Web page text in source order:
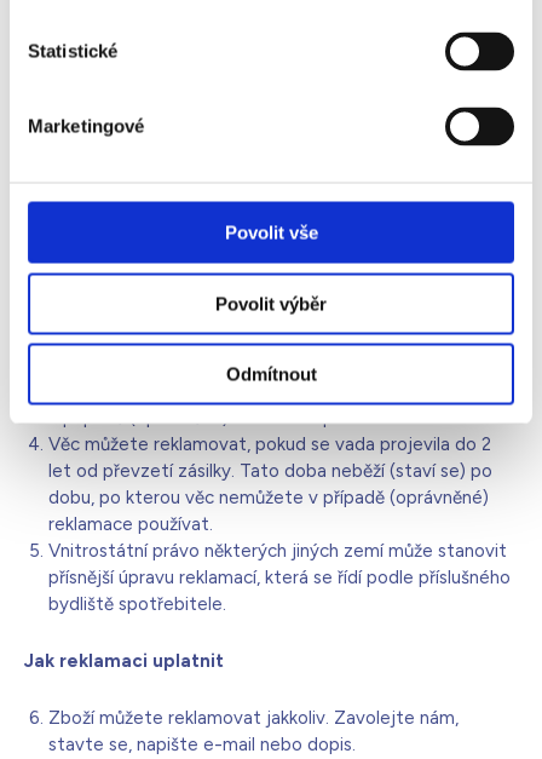
Statistické
Marketingové
Povolit vše
Povolit výběr
Odmítnout
k použití, jsou-li zapotřebí
odpovídá jakostí nebo provedením vzorku či předloze
Pokud jsme vás před koupí výslovně upozornili, že se
souhlasili, nejde zboží pro tuto vlastnost reklamovat.
Také nejde věc reklamovat pro vadu, pro kterou jsme ji
zlevnili a na tento důvod zlevnění jsme vás předem
Pokud se vada projeví do 1 roku od převzetí, má se za
to, že věc byla vadná už při převzetí, ledaže je to z
povahy produktu nebo vady vyloučeno. Tato doba
Věc můžete reklamovat, pokud se vada projevila do 2
let od převzetí zásilky. Tato doba neběží (staví se) po
dobu, po kterou věc nemůžete v případě (oprávněné)
reklamace používat.
Vnitrostátní právo některých jiných zemí může stanovit
přísnější úpravu reklamací, která se řídí podle příslušného
bydliště spotřebitele.
Jak reklamaci uplatnit
Zboží můžete reklamovat jakkoliv. Zavolejte nám,
stavte se, napište e-mail nebo dopis.